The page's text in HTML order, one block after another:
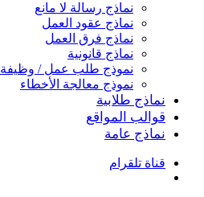
نماذج رسالة لا مانع
نماذج عقود العمل
نماذج فرق العمل
نماذج قانونية
نموذج طلب عمل / وظيفة
نموذج معالجة الأخطاء
نماذج طلابية
قوالب المواقع
نماذج عامة
قناة تلقرام